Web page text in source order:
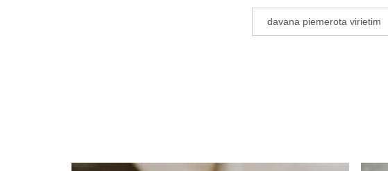
davana piemerota virietim